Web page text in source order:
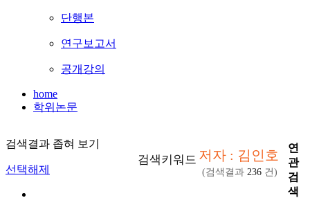
단행본
연구보고서
공개강의
home
학위논문
검색결과 좁혀 보기
선택해제
검색키워드 저자 : 김인호
(검색결과 236 건)
연
관
검
색